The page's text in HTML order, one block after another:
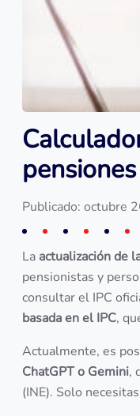
Publicado: octubre
La actualización de
pensionistas y
consultar el IPC
basada en el IPC,
Actualmente, es
ChatGPT o Gemini,
(INE). Solo